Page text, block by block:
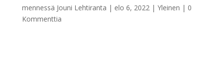
mennessä Jouni Lehtiranta | elo 6, 2022| Yleinen | 0
Kommenttia